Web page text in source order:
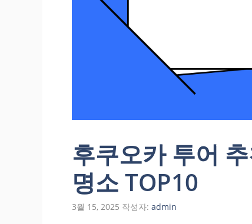
후쿠오카 투어
명소 TOP10
3월 15, 2025 작성자: admin